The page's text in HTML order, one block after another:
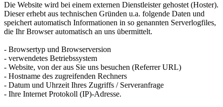
Die Website wird bei einem externen Dienstleister gehostet (Hoster).
Dieser erhebt aus technischen Gründen u.a. folgende Daten und
speichert automatisch Informationen in so genannten Serverlogfiles,
die Ihr Browser automatisch an uns übermittelt.
- Browsertyp und Browserversion
- verwendetes Betriebssystem
- Website, von der aus Sie uns besuchen (Referrer URL)
- Hostname des zugreifenden Rechners
- Datum und Uhrzeit Ihres Zugriffs / Serveranfrage
- Ihre Internet Protokoll (IP)-Adresse.